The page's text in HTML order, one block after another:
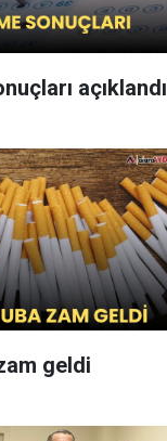
açıklandı
geldi